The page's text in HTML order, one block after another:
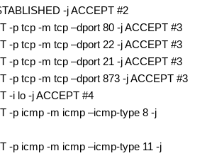
-j ACCEPT #2
-p tcp -m tcp –dport 80 -j ACCEPT #3
-p tcp -m tcp –dport 22 -j ACCEPT #3
-p tcp -m tcp –dport 21 -j ACCEPT #3
-p tcp -m tcp –dport 873 -j ACCEPT #3
-i lo -j ACCEPT #4
-p icmp -m icmp –icmp-type 8 -j
-p icmp -m icmp –icmp-type 11 -j